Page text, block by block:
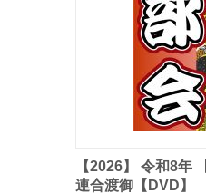
【2026】 令和8年
連合渡御【DVD】